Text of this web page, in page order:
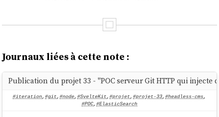
Journaux liées à cette note :
Publication du projet 33 - "POC serveur Git HTTP qui injecte
#iteration, #git, #node, #SvelteKit, #projet, #projet-33, #headless-cms,
#POC, #ElasticSearch